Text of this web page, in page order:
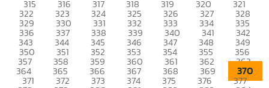
315 316 317 318 319 320 321
322 323 324 325 326 327 328
329 330 331 332 333 334 335
336 337 338 339 340 341 342
343 344 345 346 347 348 349
350 351 352 353 354 355 356
357 358 359 360 361 362 363
364 365 366 367 368 369 370
371 372 373 374 375 376 377